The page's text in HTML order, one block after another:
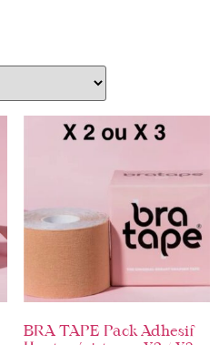
BRA TAPE Pack Adhesif